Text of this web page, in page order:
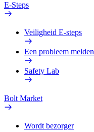
E-Steps
Veiligheid E-steps
Een probleem melden
Safety Lab
Bolt Market
Wordt bezorger